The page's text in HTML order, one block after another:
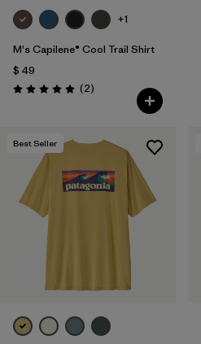
+1
M's Capilene® Cool Trail Shirt
$ 49
Valoración: 5.0 / 5
(2Comentarios
)
Best Seller